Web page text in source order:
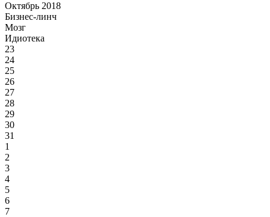
Октябрь 2018
Бизнес-линч
Мозг
Идиотека
23
24
25
26
27
28
29
30
31
1
2
3
4
5
6
7